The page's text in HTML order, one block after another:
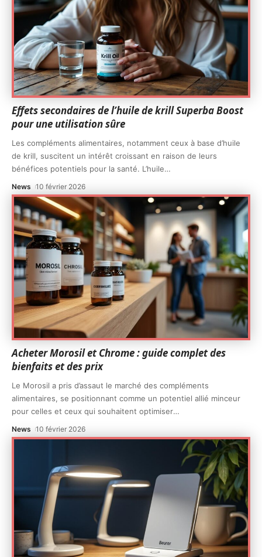
Effets secondaires de l’huile de krill Superba Boost
pour une utilisation sûre
Les compléments alimentaires, notamment ceux à base d’huile
de krill, suscitent un intérêt croissant en raison de leurs
bénéfices potentiels pour la santé. L’huile…
News 10 février 2026
Acheter Morosil et Chrome : guide complet des
bienfaits et des prix
Le Morosil a pris d’assaut le marché des compléments
alimentaires, se positionnant comme un potentiel allié minceur
pour celles et ceux qui souhaitent optimiser…
News 10 février 2026